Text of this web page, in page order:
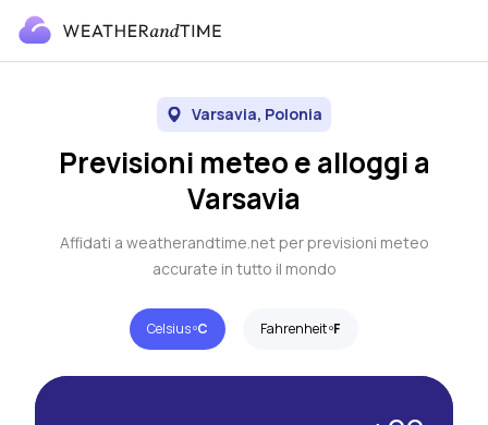
Varsavia, Polonia
Previsioni meteo e alloggi a
Varsavia
Affidati a weatherandtime.net per previsioni meteo
accurate in tutto il mondo
Celsius ºC Fahrenheit ºF